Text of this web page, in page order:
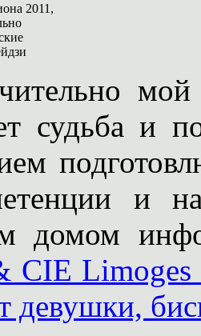
2011,
судьба и
и
домом
CIE
девушки,